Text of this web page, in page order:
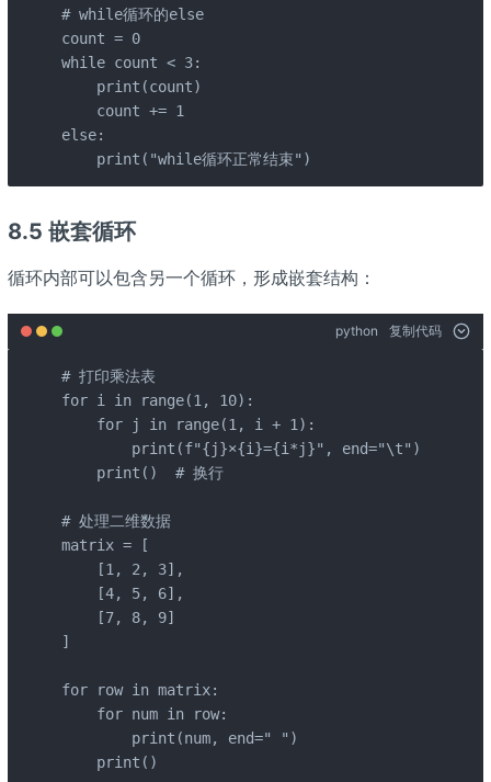
# while循环的else
count = 0
while count < 3:
    print(count)
    count += 1
else:
    print("while循环正常结束")
8.5 嵌套循环
循环内部可以包含另一个循环，形成嵌套结构：
python 复制代码
# 打印乘法表
for i in range(1, 10):
    for j in range(1, i + 1):
        print(f"{j}×{i}={i*j}", end="\t")
    print()  # 换行
# 处理二维数据
matrix = [
    [1, 2, 3],
    [4, 5, 6],
    [7, 8, 9]
]
for row in matrix:
    for num in row:
        print(num, end=" ")
    print()